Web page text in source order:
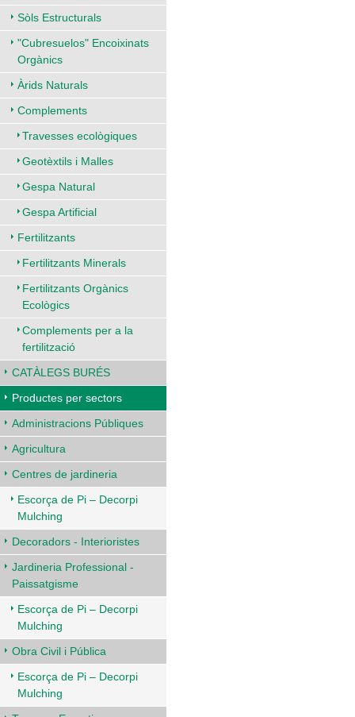
Sòls Estructurals
"Cubresuelos" Encoixinats
Orgànics
Àrids Naturals
Complements
Travesses ecològiques
Geotèxtils i Malles
Gespa Natural
Gespa Artificial
Fertilitzants
Fertilitzants Minerals
Fertilitzants Orgànics
Ecològics
Complements per a la
fertilització
CATÀLEGS BURÉS
Productes per sectors
Administracions Públiques
Agricultura
Centres de jardineria
Escorça de Pi – Decorpi
Mulching
Decoradors - Interioristes
Jardineria Professional -
Paissatgisme
Escorça de Pi – Decorpi
Mulching
Obra Civil i Pública
Escorça de Pi – Decorpi
Mulching